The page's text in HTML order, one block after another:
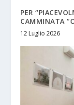
PER
CAMMINATA
12 Luglio 2026